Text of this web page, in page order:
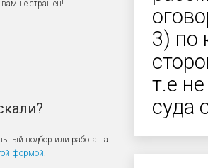
не страшен!
подбор или работа на
формой.
3) по
т.е
суда